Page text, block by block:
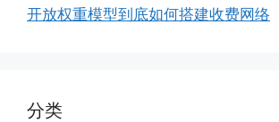
开放权重模型到底如何搭建收费网络
分类